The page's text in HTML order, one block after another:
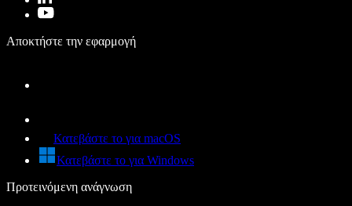
Αποκτήστε την εφαρμογή
Κατεβάστε το για macOS
Κατεβάστε το για Windows
Προτεινόμενη ανάγνωση